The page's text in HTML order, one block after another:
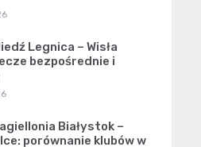
Legnica – Wisła
bezpośrednie i
Białystok –
porównanie klubów w